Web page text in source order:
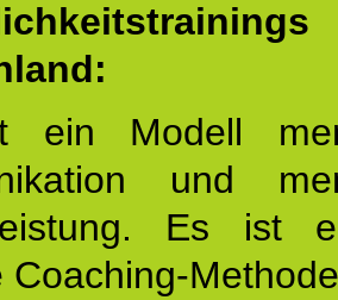
ein Modell
und
Es ist
Coaching-